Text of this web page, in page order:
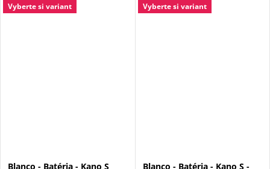
Vyberte si variant
Blanco - Batéria - Kano S
Vyberte si variant
Blanco - Batéria - Kano S -